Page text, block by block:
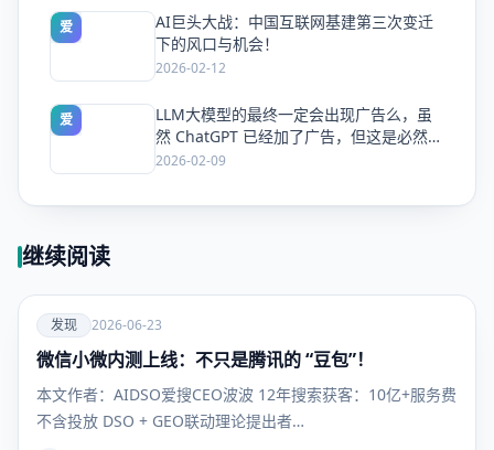
爱
AI巨头大战：中国互联网基建第三次变迁
下的风口与机会！
2026-02-12
爱
LLM大模型的最终一定会出现广告么，虽
然 ChatGPT 已经加了广告，但这是必然终
局么？
2026-02-09
继续阅读
爱
发现
发现 2026-06-23
微信小微内测上线：不只是腾讯的 “豆包”！
本文作者：AIDSO爱搜CEO波波 12年搜索获客：10亿+服务费
不含投放 DSO + GEO联动理论提出者…